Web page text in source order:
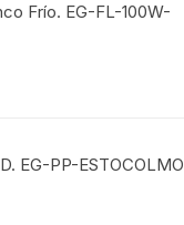
Frío. EG-FL-100W-
EG-PP-ESTOCOLMO